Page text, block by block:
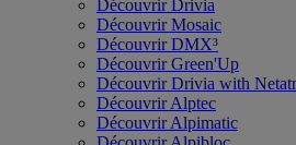
Découvrir Drivia
Découvrir Mosaic
Découvrir DMX³
Découvrir Green'Up
Découvrir Drivia with
Découvrir Alptec
Découvrir Alpimatic